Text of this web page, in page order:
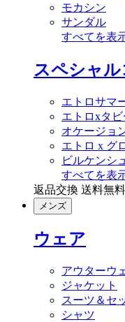
モカシン
サンダル
すべてを表
スペシャ
エトロサマ
エトロxタ
オケージョ
エトロ x グ
ビルケンシ
すべてを表
返品交換 送料無料
メンズ
ウェア
アウターウ
ジャケット
スーツ＆セ
シャツ